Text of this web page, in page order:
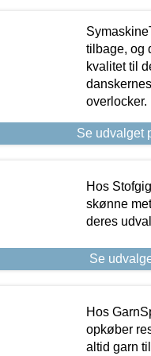
tilbage, og
kvalitet til
overlocker.
Se udvalget
Hos
skønne
deres
Se
Hos
opkøber
altid garn